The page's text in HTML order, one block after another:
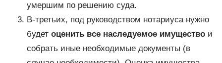
умершим по решению суда.
В-третьих, под руководством нотариуса нужно
будет оценить все наследуемое имуществои
собрать иные необходимые документы (в